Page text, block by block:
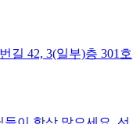
길 42, 3(일부)층 301호